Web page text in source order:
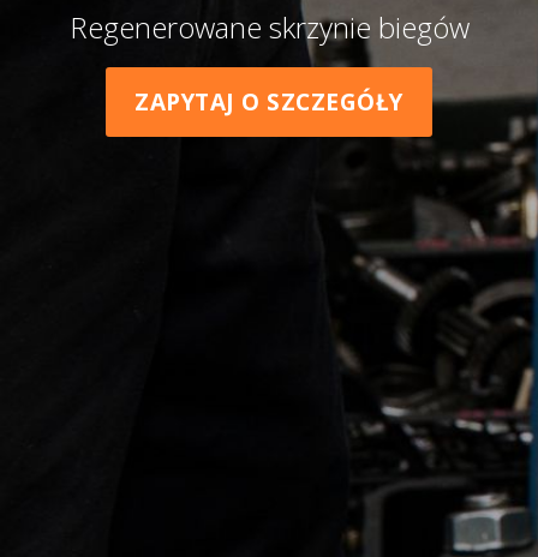
Regenerowane skrzynie biegów
ZAPYTAJ O SZCZEGÓŁY